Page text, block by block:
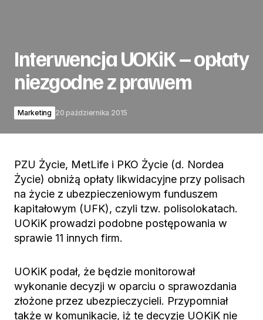
Interwencja UOKiK – opłaty
niezgodne z prawem
Marketing 20 października 2015
PZU Życie, MetLife i PKO Życie (d. Nordea
Życie) obniżą opłaty likwidacyjne przy polisach
na życie z ubezpieczeniowym funduszem
kapitałowym (UFK), czyli tzw. polisolokatach.
UOKiK prowadzi podobne postępowania w
sprawie 11 innych firm.
UOKiK podał, że będzie monitorował
wykonanie decyzji w oparciu o sprawozdania
złożone przez ubezpieczycieli. Przypomniał
także w komunikacie, iż te decyzje UOKiK nie